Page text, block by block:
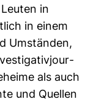
in
in einem
Umständen,
als auch
und Quellen